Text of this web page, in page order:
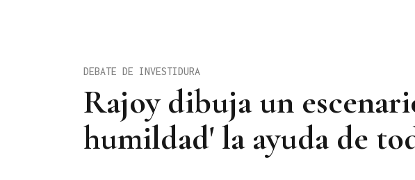
Rajoy dibuja un
humildad' la ayuda de
DEBATE DE INVESTIDURA